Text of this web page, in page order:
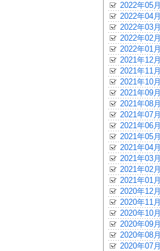
2022年05月
2022年04月
2022年03月
2022年02月
2022年01月
2021年12月
2021年11月
2021年10月
2021年09月
2021年08月
2021年07月
2021年06月
2021年05月
2021年04月
2021年03月
2021年02月
2021年01月
2020年12月
2020年11月
2020年10月
2020年09月
2020年08月
2020年07月